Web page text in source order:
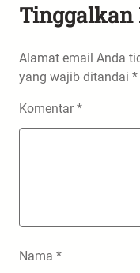
Tinggalkan
Alamat email Anda
yang wajib ditandai *
Komentar*
Nama *